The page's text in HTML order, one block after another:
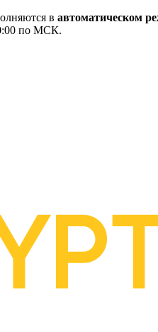
в автоматическом
по МСК.